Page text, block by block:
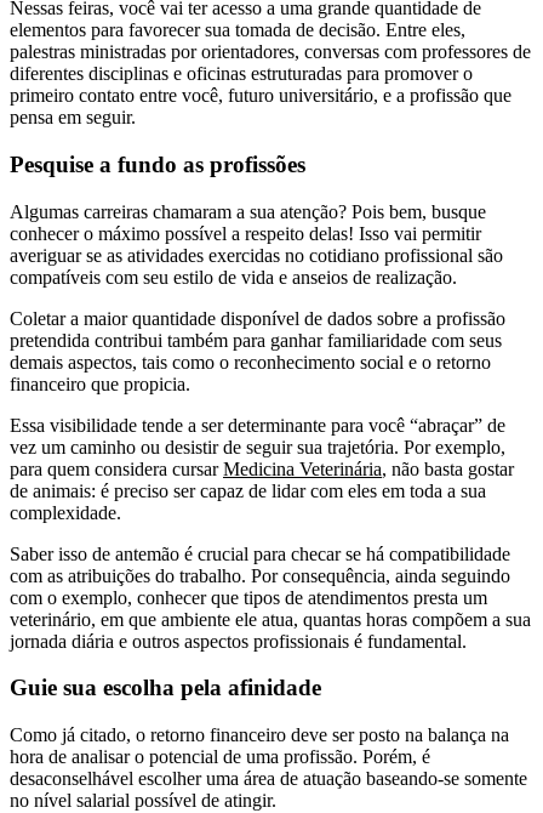
Nessas feiras, você vai ter acesso a uma grande quantidade de
elementos para favorecer sua tomada de decisão. Entre eles,
palestras ministradas por orientadores, conversas com professores de
diferentes disciplinas e oficinas estruturadas para promover o
primeiro contato entre você, futuro universitário, e a profissão que
pensa em seguir.
Pesquise a fundo as profissões
Algumas carreiras chamaram a sua atenção? Pois bem, busque
conhecer o máximo possível a respeito delas! Isso vai permitir
averiguar se as atividades exercidas no cotidiano profissional são
compatíveis com seu estilo de vida e anseios de realização.
Coletar a maior quantidade disponível de dados sobre a profissão
pretendida contribui também para ganhar familiaridade com seus
demais aspectos, tais como o reconhecimento social e o retorno
financeiro que propicia.
Essa visibilidade tende a ser determinante para você “abraçar” de
vez um caminho ou desistir de seguir sua trajetória. Por exemplo,
para quem considera cursarMedicina Veterinária, não basta gostar
de animais: é preciso ser capaz de lidar com eles em toda a sua
complexidade.
Saber isso de antemão é crucial para checar se há compatibilidade
com as atribuições do trabalho. Por consequência, ainda seguindo
com o exemplo, conhecer que tipos de atendimentos presta um
veterinário, em que ambiente ele atua, quantas horas compõem a sua
jornada diária e outros aspectos profissionais é fundamental.
Guie sua escolha pela afinidade
Como já citado, o retorno financeiro deve ser posto na balança na
hora de analisar o potencial de uma profissão. Porém, é
desaconselhável escolher uma área de atuação baseando-se somente
no nível salarial possível de atingir.